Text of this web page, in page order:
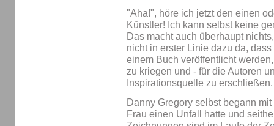
"Aha!", höre ich jetzt den einen
Künstler! Ich kann selbst keine
Das macht auch überhaupt
nicht in erster Linie dazu da,
einem Buch veröffentlicht
zu kriegen und - für die Autoren
Inspirationsquelle zu erschließen.
Danny Gregory selbst begann
Frau einen Unfall hatte und